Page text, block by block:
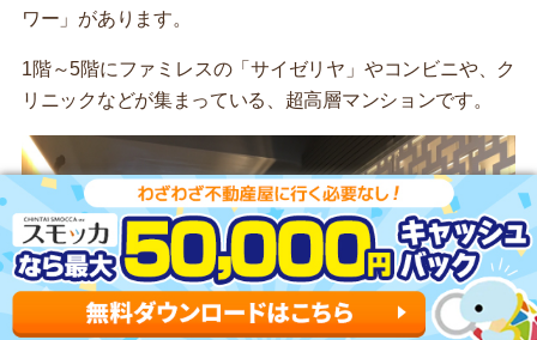
ワー」があります。
1階～5階にファミレスの「サイゼリヤ」やコンビニや、ク
リニックなどが集まっている、超高層マンションです。